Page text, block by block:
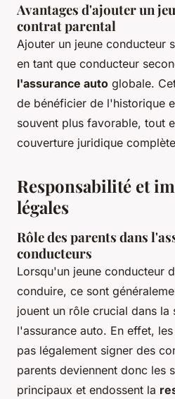
Avantages d'ajouter un
contrat parental
Ajouter un jeune conducteur
en tant que conducteur
l'assurance auto globale.
de bénéficier de l'historique
souvent plus favorable, tout
couverture juridique
Responsabilité et
légales
Rôle des parents dans
conducteurs
Lorsqu'un jeune conducteur
conduire, ce sont
jouent un rôle crucial dans la
l'assurance auto. En effet,
pas légalement signer des
parents deviennent donc les
principaux et endossent la